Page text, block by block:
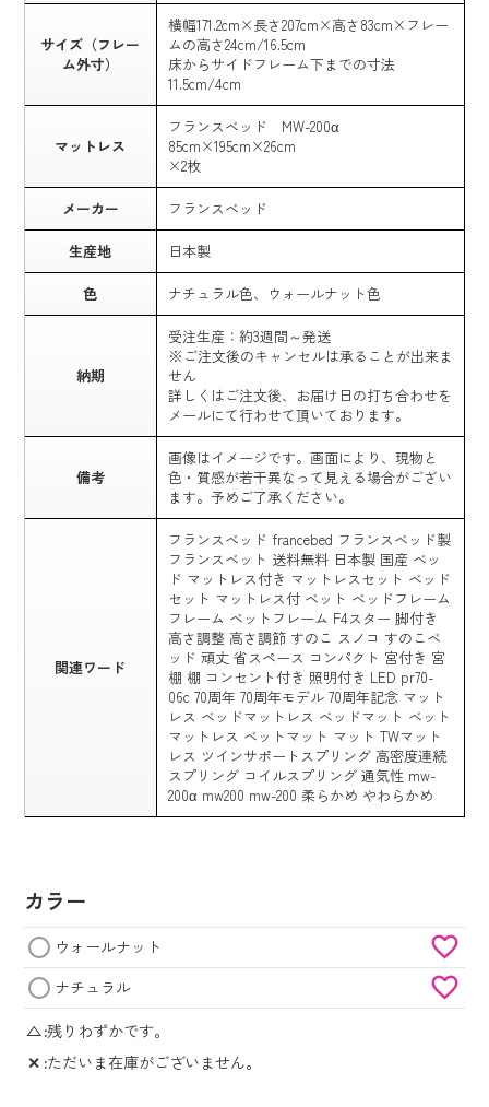
サイズ（フレー
ム外寸）
横幅171.2cm×長さ207cm×高さ83cm×フレー
ムの高さ24cm/16.5cm
床からサイドフレーム下までの寸法
11.5cm/4cm
マットレス
フランスベッド MW-200α
85cm×195cm×26cm
×2枚
メーカー フランスベッド
生産地 日本製
色 ナチュラル色、ウォールナット色
納期
受注生産：約3週間～発送
※ご注文後のキャンセルは承ることが出来ま
せん
詳しくはご注文後、お届け日の打ち合わせを
メールにて行わせて頂いております。
備考
画像はイメージです。画面により、現物と
色・質感が若干異なって見える場合がござい
ます。予めご了承ください。
関連ワード
フランスベッド francebed フランスベッド製
フランスベット 送料無料 日本製 国産 ベッ
ド マットレス付き マットレスセット ベッド
セット マットレス付 ベット ベッドフレーム
フレーム ベットフレーム F4スター 脚付き
高さ調整 高さ調節 すのこ スノコ すのこベ
ッド 頑丈 省スペース コンパクト 宮付き 宮
棚 棚 コンセント付き 照明付き LED pr70-
06c 70周年 70周年モデル 70周年記念 マット
レス ベッドマットレス ベッドマット ベット
マットレス ベットマット マット TWマット
レス ツインサポートスプリング 高密度連続
スプリング コイルスプリング 通気性 mw-
200α mw200 mw-200 柔らかめ やわらかめ
カラー
ウォールナット
ナチュラル
△ 残りわずかです。
✕ ただいま在庫がございません。